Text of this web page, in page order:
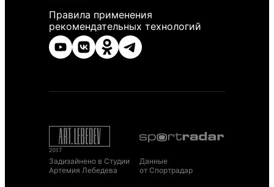
Правила применения
рекомендательных технологий
Задизайнено в Студии
Артемия Лебедева
Данные
от Спортрадар